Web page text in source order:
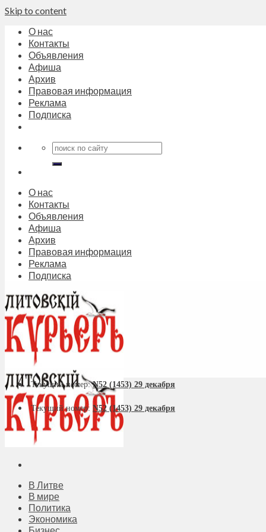
Skip to content
О нас
Контакты
Объявления
Афиша
Архив
Правовая информация
Реклама
Подписка
О нас
Контакты
Объявления
Афиша
Архив
Правовая информация
Реклама
Подписка
В Литве
В мире
Политика
Экономика
Текущий номер:N52 (1453) 29 декабря
Текущий номер: N52 (1453) 29 декабря